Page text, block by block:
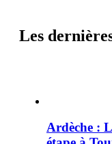
Les
Ardèche :